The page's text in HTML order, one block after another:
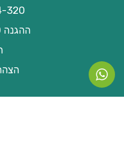
320
ההגנה 50, גבעתיים